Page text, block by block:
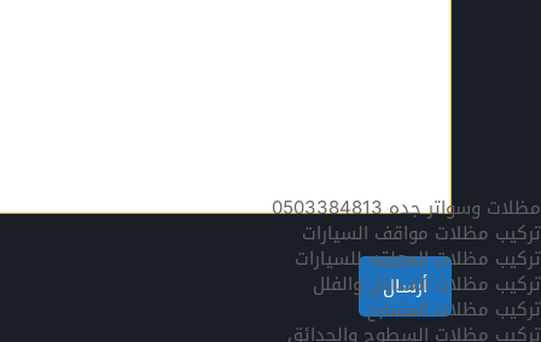
مظلات وسواتر جده 0503384813
تركيب مظلات مواقف السيارات
تركيب مظلات المعلقه للسيارات
تركيب مظلات المداخل والفلل
تركيب مظلات المسابح
تركيب مظلات السطوح والحدائق